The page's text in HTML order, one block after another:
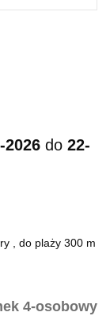
2026 do 22-
, do plaży 300 m
4-osobowy